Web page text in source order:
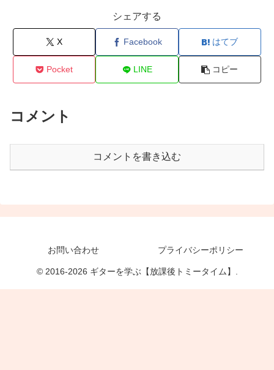
シェアする
X Facebook はてブ
Pocket LINE コピー
コメント
コメントを書き込む
お問い合わせ プライバシーポリシー
© 2016-2026 ギターを学ぶ【放課後トミータイム】.